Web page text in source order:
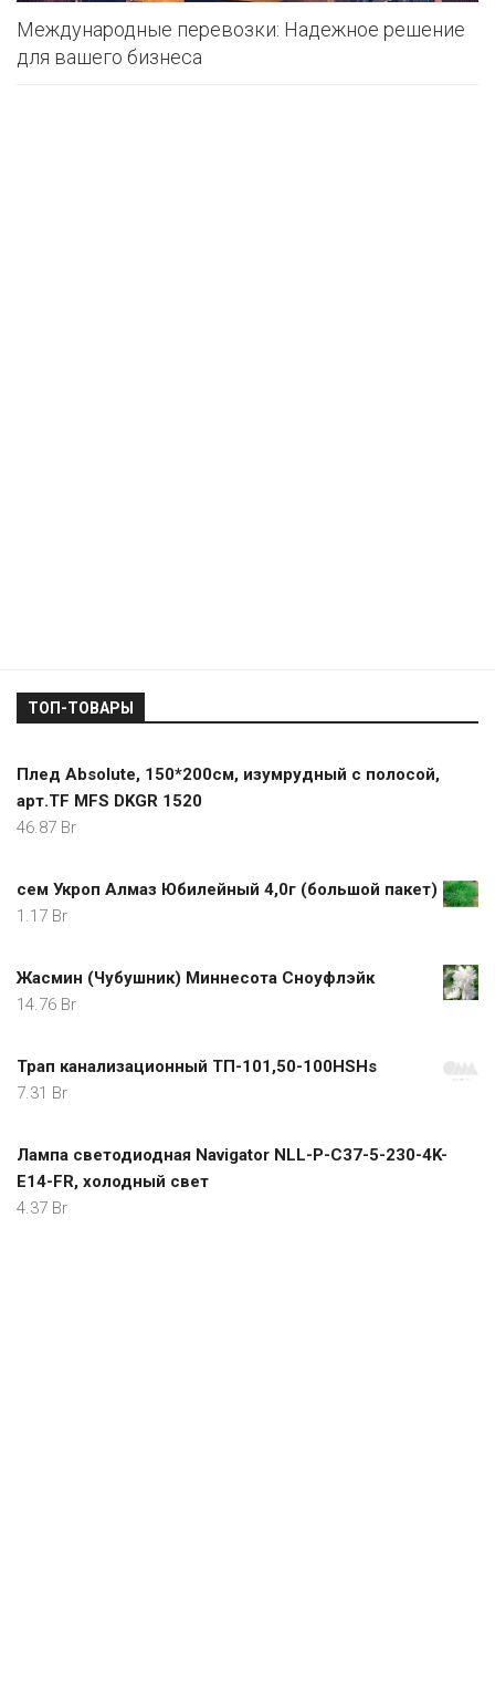
Международные перевозки: Надежное решение
для вашего бизнеса
ТОП-ТОВАРЫ
Плед Absolute, 150*200см, изумрудный с полосой,
арт.TF MFS DKGR 1520
46.87 Br
сем Укроп Алмаз Юбилейный 4,0г (большой пакет)
1.17 Br
Жасмин (Чубушник) Миннесота Сноуфлэйк
14.76 Br
Трап канализационный ТП-101,50-100HSHs
7.31 Br
Лампа светодиодная Navigator NLL-P-C37-5-230-4K-
E14-FR, холодный свет
4.37 Br